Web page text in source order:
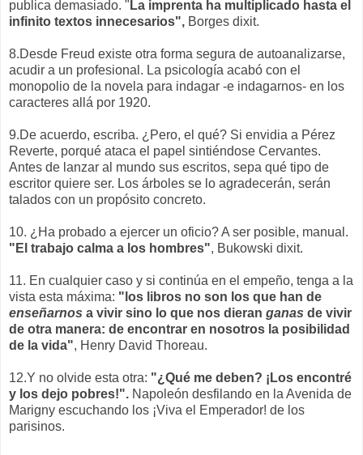
publica demasiado. " La imprenta ha multiplicado hasta el
infinito textos innecesarios", Borges dixit.
8.Desde Freud existe otra forma segura de autoanalizarse,
acudir a un profesional. La psicología acabó con el
monopolio de la novela para indagar -e indagarnos- en los
caracteres allá por 1920.
9.De acuerdo, escriba. ¿Pero, el qué? Si envidia a Pérez
Reverte, porqué ataca el papel sintiéndose Cervantes.
Antes de lanzar al mundo sus escritos, sepa qué tipo de
escritor quiere ser. Los árboles se lo agradecerán, serán
talados con un propósito concreto.
10. ¿Ha probado a ejercer un oficio? A ser posible, manual.
"El trabajo calma a los hombres", Bukowski dixit.
11. En cualquier caso y si continúa en el empeño, tenga a la
vista esta máxima: "los libros no son los que han de
enseñarnos a vivir sino lo que nos dieran ganas de vivir
de otra manera: de encontrar en nosotros la posibilidad
de la vida", Henry David Thoreau.
12.Y no olvide esta otra: "¿Qué me deben? ¡Los encontré
y los dejo pobres!". Napoleón desfilando en la Avenida de
Marigny escuchando los ¡Viva el Emperador! de los
parisinos.